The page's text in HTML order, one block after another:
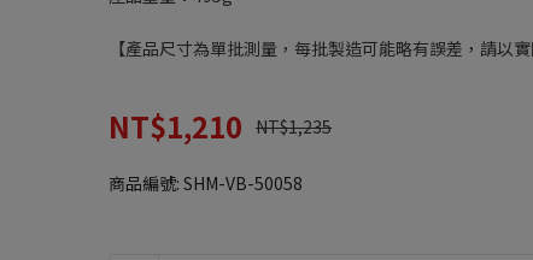
【產品尺寸為單批測量，每批製造可能略有誤差，請以實
NT$1,210 NT$1,235
商品編號: SHM-VB-50058